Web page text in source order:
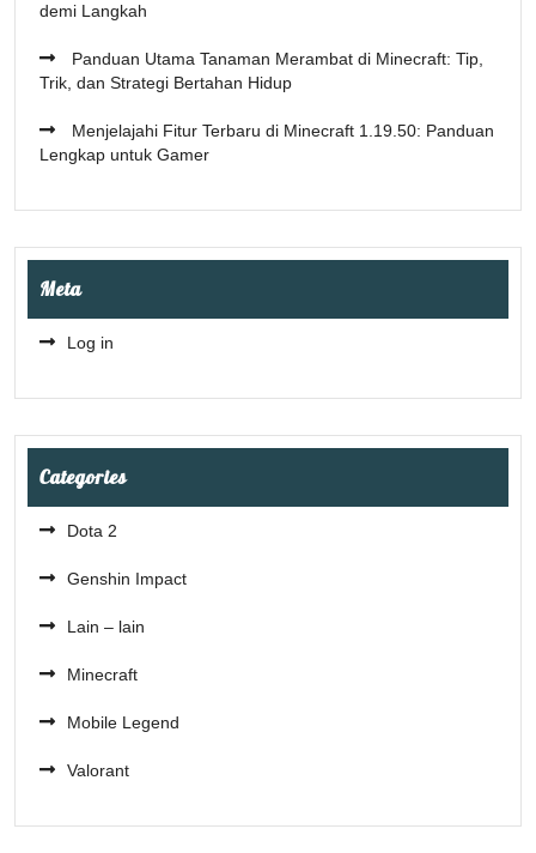
demi Langkah
Panduan Utama Tanaman Merambat di Minecraft: Tip,
Trik, dan Strategi Bertahan Hidup
Menjelajahi Fitur Terbaru di Minecraft 1.19.50: Panduan
Lengkap untuk Gamer
Meta
Log in
Categories
Dota 2
Genshin Impact
Lain – lain
Minecraft
Mobile Legend
Valorant